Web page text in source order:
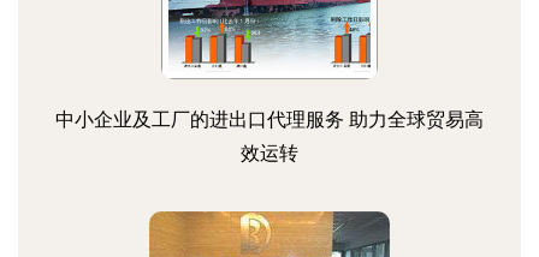
中小企业及工厂的进出口代理服务 助力全球贸易高
效运转